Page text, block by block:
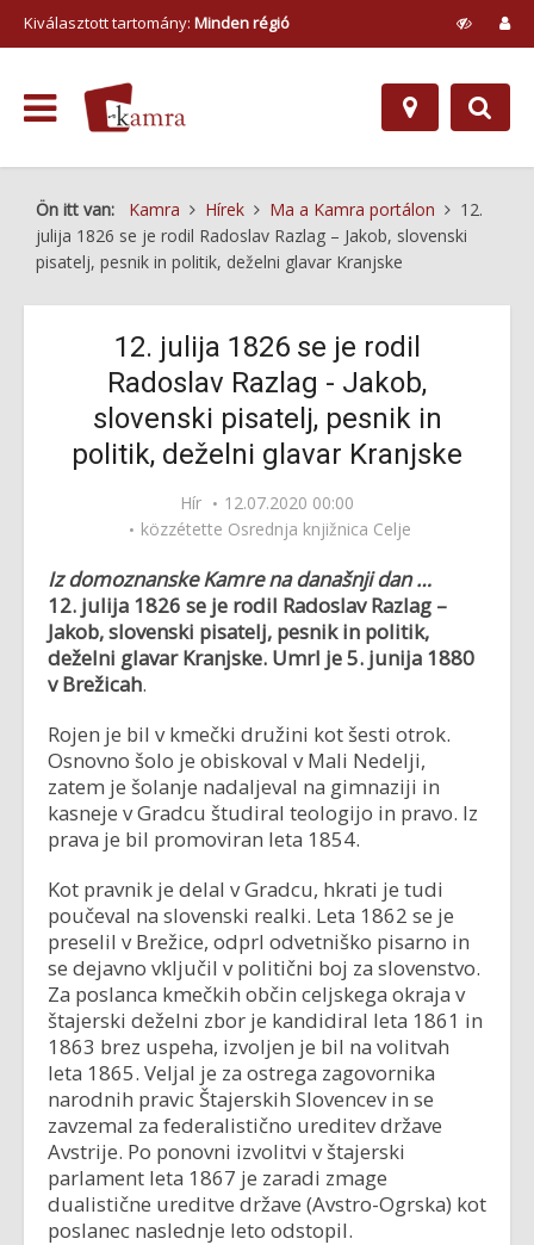
Kiválasztott tartomány: Minden régió
Ön itt van: Kamra Hírek Ma a Kamra portálon
12.
julija 1826 se je rodil Radoslav Razlag – Jakob, slovenski
pisatelj, pesnik in politik, deželni glavar Kranjske
12. julija 1826 se je rodil
Radoslav Razlag - Jakob,
slovenski pisatelj, pesnik in
politik, deželni glavar Kranjske
Hír
12.07.2020 00:00
közzétette Osrednja knjižnica Celje
Iz domoznanske Kamre na današnji dan …
12. julija 1826 se je rodil Radoslav Razlag –
Jakob, slovenski pisatelj, pesnik in politik,
deželni glavar Kranjske. Umrl je5. junija 1880
v Brežicah.
Rojen je bil v kmečki družini kot šesti otrok.
Osnovno šolo je obiskoval v Mali Nedelji,
zatem je šolanje nadaljeval na gimnaziji in
kasneje v Gradcu študiral teologijo in pravo. Iz
prava je bil promoviran leta 1854.
Kot pravnik je delal v Gradcu, hkrati je tudi
poučeval na slovenski realki. Leta 1862 se je
preselil v Brežice, odprl odvetniško pisarno in
se dejavno vključil v politični boj za slovenstvo.
Za poslanca kmečkih občin celjskega okraja v
štajerski deželni zbor je kandidiral leta 1861 in
1863 brez uspeha, izvoljen je bil na volitvah
leta 1865. Veljal je za ostrega zagovornika
narodnih pravic Štajerskih Slovencev in se
zavzemal za federalistično ureditev države
Avstrije. Po ponovni izvolitvi v štajerski
parlament leta 1867 je zaradi zmage
dualistične ureditve države (Avstro-Ogrska) kot
poslanec naslednje leto odstopil.